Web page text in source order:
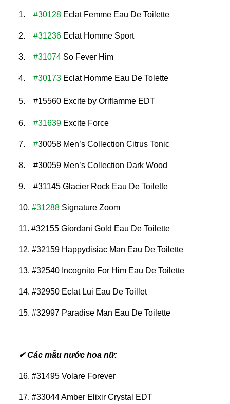
1. #30128 Eclat Femme Eau De Toilette
2. #31236 Eclat Homme Sport
3. #31074 So Fever Him
4. #30173 Eclat Homme Eau De Tolette
5. #15560 Excite by Oriflamme EDT
6. #31639 Excite Force
7. #30058 Men’s Collection Citrus Tonic
8. #30059 Men’s Collection Dark Wood
9. #31145 Glacier Rock Eau De Toilette
10. #31288 Signature Zoom
11. #32155 Giordani Gold Eau De Toilette
12. #32159 Happydisiac Man Eau De Toilette
13. #32540 Incognito For Him Eau De Toilette
14. #32950 Eclat Lui Eau De Toillet
15. #32997 Paradise Man Eau De Toilette
✔ Các mẫu nước hoa nữ:
16. #31495 Volare Forever
17. #33044 Amber Elixir Crystal EDT